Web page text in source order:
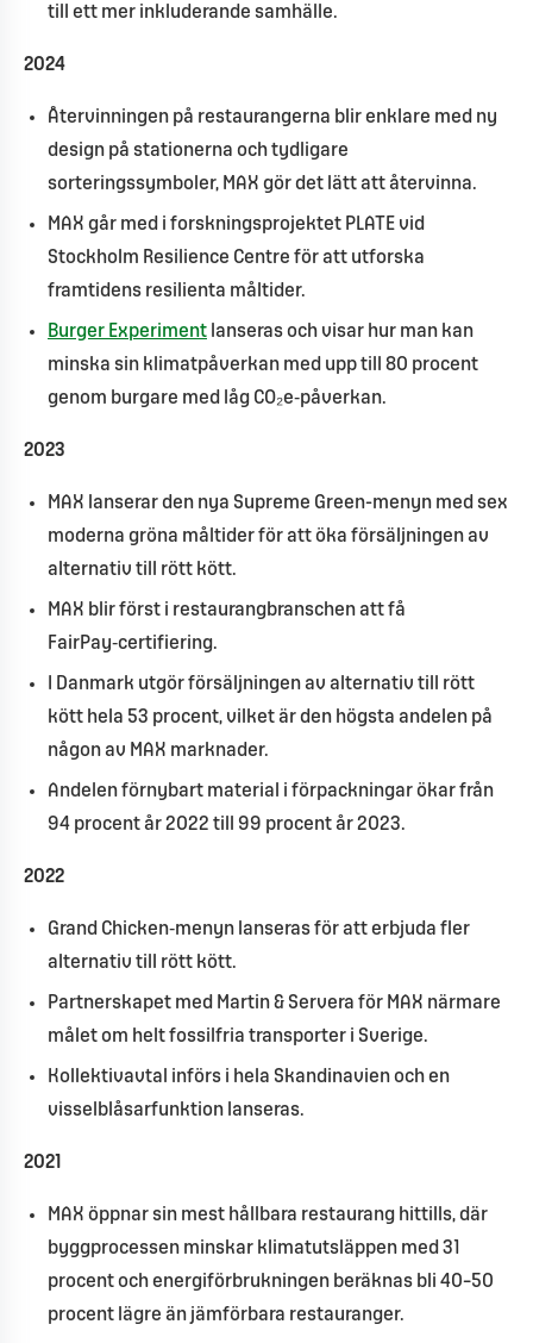
till ett mer inkluderande samhälle.
2024
Återvinningen på restaurangerna blir enklare med ny
design på stationerna och tydligare
sorteringssymboler, MAX gör det lätt att återvinna.
MAX går med i forskningsprojektet PLATE vid
Stockholm Resilience Centre för att utforska
framtidens resilienta måltider.
Burger Experiment lanseras och visar hur man kan
minska sin klimatpåverkan med upp till 80 procent
genom burgare med låg CO₂e‑påverkan.
2023
MAX lanserar den nya Supreme Green-menyn med sex
moderna gröna måltider för att öka försäljningen av
alternativ till rött kött.
MAX blir först i restaurangbranschen att få
FairPay‑certifiering.
Danmark utgör försäljningen av alternativ till
rött
kött hela 53 procent, vilket är den högsta andelen på
någon av MAX marknader.
Andelen förnybart material i förpackningar ökar från
94 procent år 2022 till 99 procent år 2023.
2022
Grand Chicken‑menyn lanseras för att erbjuda fler
alternativ till rött kött.
Partnerskapet med Martin & Servera för MAX närmare
målet om helt fossilfria transporter i Sverige.
Kollektivavtal införs i hela Skandinavien och en
visselblåsarfunktion lanseras.
2021
MAX öppnar sin mest hållbara restaurang hittills, där
byggprocessen minskar klimatutsläppen med 31
procent och energiförbrukningen beräknas bli 40–50
procent lägre än jämförbara restauranger.